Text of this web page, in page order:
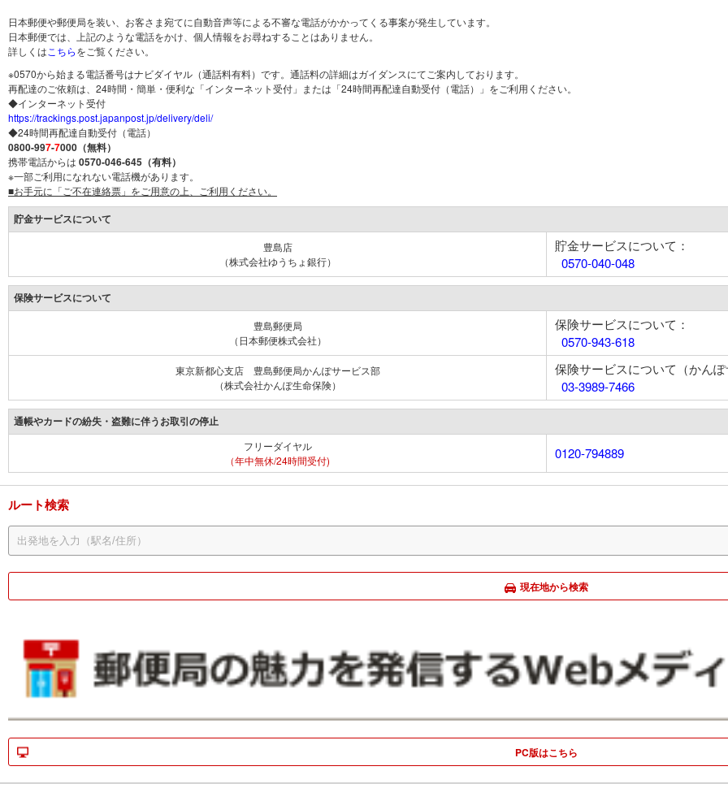
日本郵便や郵便局を装い、お客さま宛てに自動音声等による不審な電話がかかってくる事案が発生しています。
日本郵便では、上記のような電話をかけ、個人情報をお尋ねすることはありません。
詳しくは こちらをご覧ください。
※0570から始まる電話番号はナビダイヤル（通話料有料）です。通話料の詳細はガイダンスにてご案内しております。
再配達のご依頼は、24時間・簡単・便利な「インターネット受付」または「24時間再配達自動受付（電話）」をご利用ください。
◆インターネット受付
https://trackings.post.japanpost.jp/delivery/deli/
◆24時間再配達自動受付（電話）
0800-997-7000（無料）
携帯電話からは 0570-046-645（有料）
※一部ご利用になれない電話機があります。
■お手元に「ご不在連絡票」をご用意の上、ご利用ください。
貯金サービスについて
豊島店
（株式会社ゆうちょ銀行）
貯金サービスについて：
0570-040-048
保険サービスについて
豊島郵便局
（日本郵便株式会社）
保険サービスについて：
0570-943-618
東京新都心支店 豊島郵便局かんぽサービス部
（株式会社かんぽ生命保険）
保険サービスについて（かんぽ
03-3989-7466
通帳やカードの紛失・盗難に伴うお取引の停止
フリーダイヤル
（年中無休/24時間受付)
0120-794889
ルート検索
現在地から検索
PC版はこちら